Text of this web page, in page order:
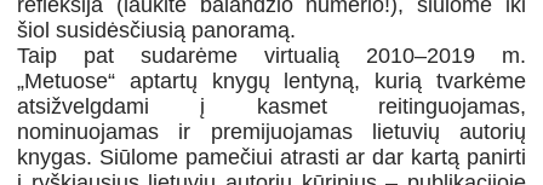
refleksija (laukite balandžio numerio!), siūlome iki
šiol susidėsčiusią panoramą.
Taip pat sudarėme virtualią 2010–2019 m.
„Metuose“ aptartų knygų lentyną, kurią tvarkėme
atsižvelgdami į kasmet reitinguojamas,
nominuojamas ir premijuojamas lietuvių autorių
knygas. Siūlome pamečiui atrasti ar dar kartą panirti